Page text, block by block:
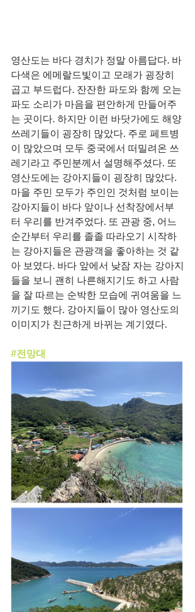
영산도는 바다 경치가 정말 아름답다. 바
다색은 에메랄드빛이고 모래가 굉장히
곱고 부드럽다. 잔잔한 파도와 함께 오는
파도 소리가 마음을 편안하게 만들어주
는 곳이다. 하지만 이런 바닷가에도 해양
쓰레기들이 굉장히 많았다. 주로 페트병
이 많았으며 모두 중국에서 떠밀려온 쓰
레기라고 주민분께서 설명해주셨다. 또
영산도에는 강아지들이 굉장히 많았다.
마을 주민 모두가 주인인 것처럼 보이는
강아지들이 바다 앞이나 선착장에서부
터 우리를 반겨주었다. 또 관광 중, 어느
순간부터 우리를 졸졸 따라오기 시작하
는 강아지들은 관광객을 좋아하는 것 같
아 보였다. 바다 앞에서 낮잠 자는 강아지
들을 보니 괜히 나른해지기도 하고 사람
을 잘 따르는 순박한 모습에 귀여움을 느
끼기도 했다. 강아지들이 많아 영산도의
이미지가 친근하게 바뀌는 계기였다.
#전망대